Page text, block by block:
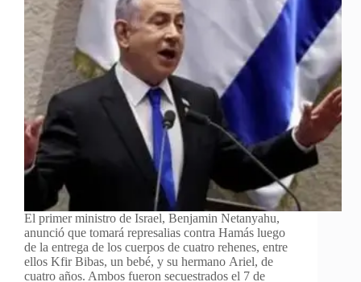
El primer ministro de Israel, Benjamin Netanyahu,
anunció que tomará represalias contra Hamás luego
de la entrega de los cuerpos de cuatro rehenes, entre
ellos Kfir Bibas, un bebé, y su hermano Ariel, de
cuatro años. Ambos fueron secuestrados el 7 de